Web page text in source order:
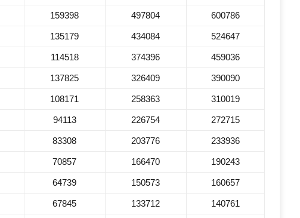
159398 497804 600786
135179 434084 524647
114518 374396 459036
137825 326409 390090
108171 258363 310019
94113 226754 272715
83308 203776 233936
70857 166470 190243
64739 150573 160657
67845 133712 140761